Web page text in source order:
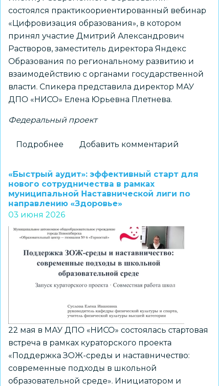
состоялся практикоориентированный вебинар
«Цифровизация образования», в котором
принял участие Дмитрий Александрович
Растворов, заместитель директора Яндекс
Образования по региональному развитию и
взаимодействию с органами государственной
власти. Спикера представила директор МАУ
ДПО «НИСО» Елена Юрьевна Плетнева.
Федеральный проект
Подробнее
вебинар
«Цифровизация
образования»
с
участием
руководства
Образования
прошел
в
Добавить комментарий
«Быстрый аудит»: эффективный старт для
нового сотрудничества в рамках
муниципальной Наставнической лиги по
направлению «Здоровье»
03 июня 2026
22 мая в МАУ ДПО «НИСО» состоялась стартовая
встреча в рамках кураторского проекта
«Поддержка ЗОЖ-среды и наставничество:
современные подходы в школьной
образовательной среде». Инициатором и